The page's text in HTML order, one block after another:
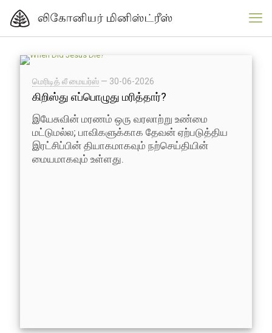
மெரிடித் லீ மையர்ஸ் — 30-06-2026
கிறிஸ்து எப்பொழுது மரித்தார்?
இயேசுவின் மரணம் ஒரு வரலாற்று உண்மை
மட்டுமல்ல; பாவிகளுக்காக தேவன் ஏற்படுத்திய
இரட்சிப்பின் தியாகமாகவும் நற்செய்தியின்
மையமாகவும் உள்ளது.